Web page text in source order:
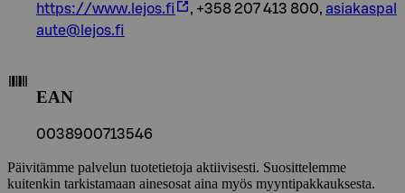
https://www.lejos.fi
, +358 207 413 800, asiakaspal
aute@lejos.fi
EAN
0038900713546
Päivitämme palvelun tuotetietoja aktiivisesti. Suosittelemme
kuitenkin tarkistamaan ainesosat aina myös myyntipakkauksesta.